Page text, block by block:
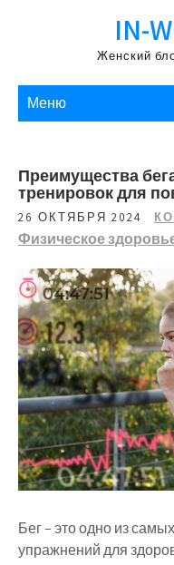
IN-
Женский
Меню
Преимущества
тренировок для
26 ОКТЯБРЯ 2024
Физическое
Бег – это одно из
упражнений для